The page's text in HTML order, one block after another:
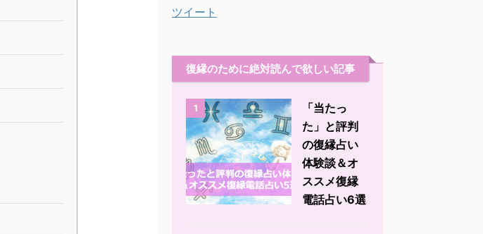
ツイート
復縁のために絶対読んで欲しい記事
1
「当たっ
た」と評判
の復縁占い
体験談＆オ
ススメ復縁
電話占い6選